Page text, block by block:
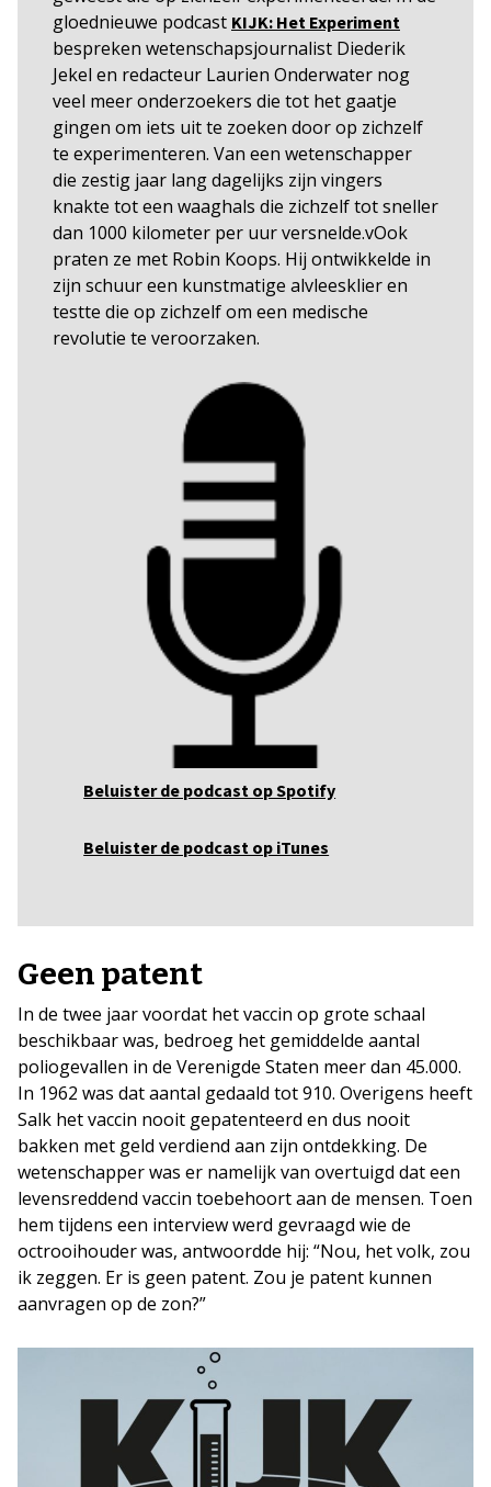
gloednieuwe podcast KIJK: Het Experiment
bespreken wetenschapsjournalist Diederik
Jekel en redacteur Laurien Onderwater nog
veel meer onderzoekers die tot het gaatje
gingen om iets uit te zoeken door op zichzelf
te experimenteren. Van een wetenschapper
die zestig jaar lang dagelijks zijn vingers
knakte tot een waaghals die zichzelf tot sneller
dan 1000 kilometer per uur versnelde.vOok
praten ze met Robin Koops. Hij ontwikkelde in
zijn schuur een kunstmatige alvleesklier en
testte die op zichzelf om een medische
revolutie te veroorzaken.
Beluister de podcast op Spotify
Beluister de podcast op iTunes
Geen patent
In de twee jaar voordat het vaccin op grote schaal
beschikbaar was, bedroeg het gemiddelde aantal
poliogevallen in de Verenigde Staten meer dan 45.000.
In 1962 was dat aantal gedaald tot 910. Overigens heeft
Salk het vaccin nooit gepatenteerd en dus nooit
bakken met geld verdiend aan zijn ontdekking. De
wetenschapper was er namelijk van overtuigd dat een
levensreddend vaccin toebehoort aan de mensen. Toen
hem tijdens een interview werd gevraagd wie de
octrooihouder was, antwoordde hij: “Nou, het volk, zou
ik zeggen. Er is geen patent. Zou je patent kunnen
aanvragen op de zon?”